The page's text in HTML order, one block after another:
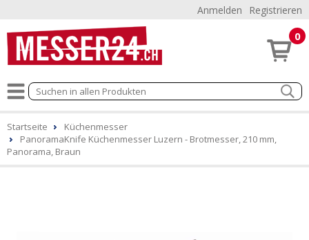
Anmelden Registrieren
0
Startseite
Küchenmesser
PanoramaKnife Küchenmesser Luzern - Brotmesser, 210 mm,
Panorama, Braun